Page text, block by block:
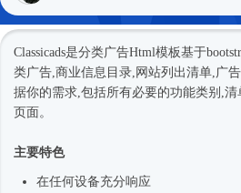
Classicads是分类广告Html模板基于
类广告,商业信息目录,网站列出清单,广
据你的需求,包括所有必要的功能类别,
页面。
主要特色
在任何设备充分响应